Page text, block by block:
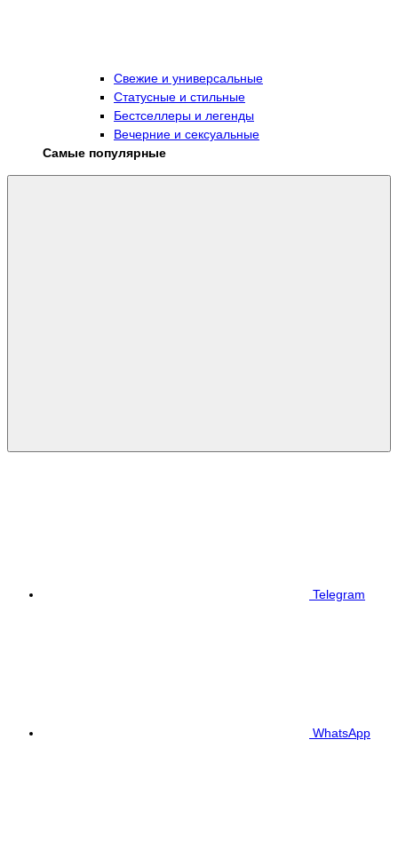
Свежие и универсальные
Статусные и стильные
Бестселлеры и легенды
Вечерние и сексуальные
Самые популярные
Telegram
WhatsApp